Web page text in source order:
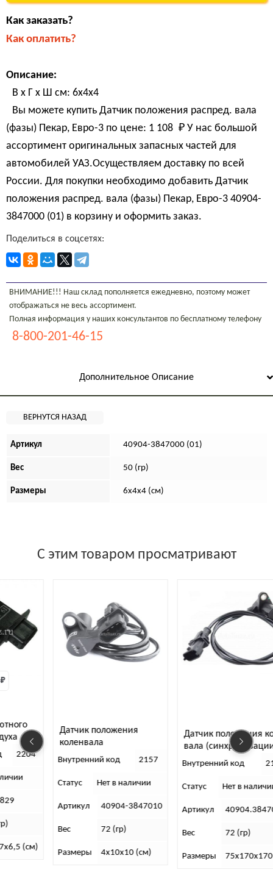
Как заказать?
Как оплатить?
Описание:
В х Г х Ш см: 6х4х4
Вы можете купить Датчик положения распред. вала
(фазы) Пекар, Евро-3 по цене: 1 108 ₽ У нас большой
ассортимент оригинальных запасных частей для
автомобилей УАЗ.Осуществляем доставку по всей
России. Для покупки необходимо добавить Датчик
положения распред. вала (фазы) Пекар, Евро-3 40904-
3847000 (01) в корзину и оформить заказ.
Поделиться в соцсетях:
ВНИМАНИЕ!!! Наш склад пополняется ежедневно, поэтому может
отображаться не весь ассортимент.
Полная информация у наших консультантов по бесплатному телефону
8-800-201-46-15
Дополнительное Описание
Артикул 40904-3847000 (01)
Вес 50 (гр)
Размеры 6х4х4 (см)
С этим товаром просматривают
₽
2204
(см)
Датчик положения
коленвала
(синхронизации) ПЕКАР
Внутренний код 2157
Статус Нет в наличии
Артикул 40904-3847010
Вес 72 (гр)
Размеры 4х10х10 (см)
Датчик положения
вала
Bosch 0 261 210 302,
Внутренний код
Статус Нет в
Артикул
Вес 72 (гр)
Размеры